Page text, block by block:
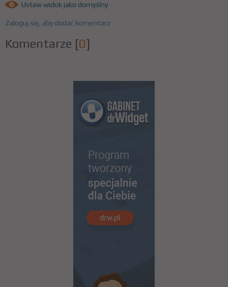
Ustaw widok jako domyślny
Zaloguj się, aby dodać komentarz
Komentarze [0]